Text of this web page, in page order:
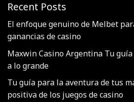
Recent Posts
El enfoque genuino de Melbet
ganancias de casino
Maxwin Casino Argentina Tu
a lo grande
Tu guía para la aventura de tus
positiva de los juegos de casino